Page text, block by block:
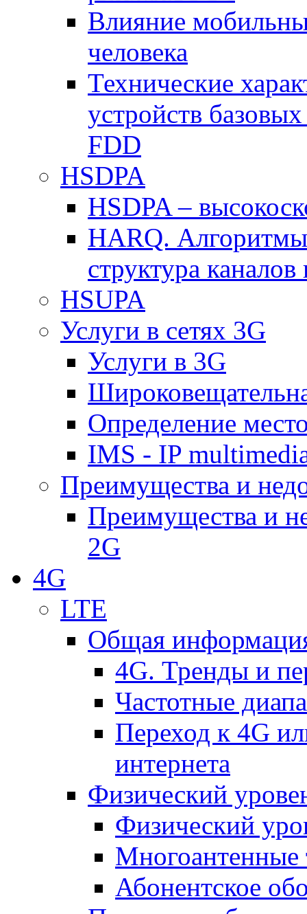
Влияние
человека
Технические
устройств
FDD
HSDPA
HSDPA –
HARQ.
структура
HSUPA
Услуги в сетях 3G
Услуги в 3G
Определение
IMS - IP
Преимущества и
Преимущества и
2G
4G
LTE
Общая
4G. Тренды и
Частотные
Переход к 4G
интернета
Физический
Физический
Многоантенные
Абонентское